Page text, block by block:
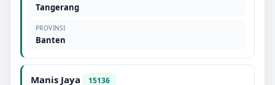
Tangerang
PROVINSI
Banten
Manis Jaya 15136